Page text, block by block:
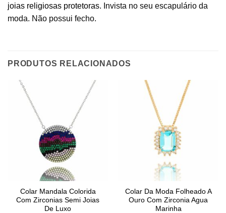
joias religiosas protetoras. Invista no seu escapulário da
moda. Não possui fecho.
PRODUTOS RELACIONADOS
Colar Mandala Colorida
Com Zirconias Semi Joias
De Luxo
Colar Da Moda Folheado A
Ouro Com Zirconia Agua
Marinha